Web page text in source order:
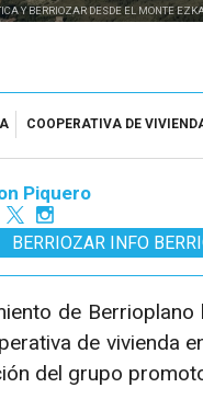
Y BERRIOZAR DESDE EL MONTE
COOPERATIVA DE
Piquero
BERRIOZAR INFO
de
de vivienda
del grupo